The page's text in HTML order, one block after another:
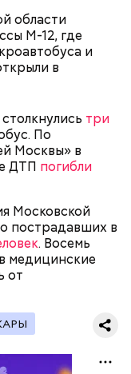
области
М-12, где
и
в
три
По
Москвы» в
ДТП погибли
Московской
пострадавших в
. Восемь
медицинские
от
в области
социальных
часть
курсов и
получал на
лица, а
и возвращали
деньгами и не
либо
счетами,
детства
же года,
в машине,
морсом с
умер в